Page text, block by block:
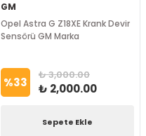
GM
Opel Astra G Z18XE Krank Devir
Sensörü GM Marka
%33 ₺ 3,000.00
₺ 2,000.00
Sepete Ekle